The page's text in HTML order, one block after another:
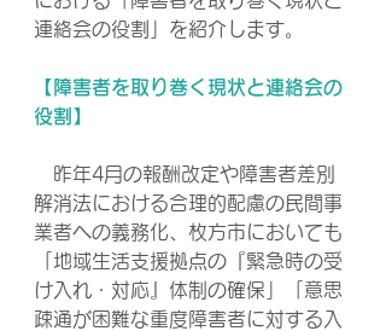
連絡会の役割」を紹介します。
【障害者を取り巻く現状と連絡会の
役割】
昨年4月の報酬改定や障害者差別
解消法における合理的配慮の民間事
業者への義務化、枚方市においても
「地域生活支援拠点の『緊急時の受
け入れ・対応』体制の確保」「意思
疎通が困難な重度障害者に対する入